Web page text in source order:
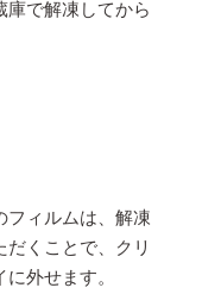
庫で解凍してから
ィルムは、解凍
くことで、クリ
外せます。